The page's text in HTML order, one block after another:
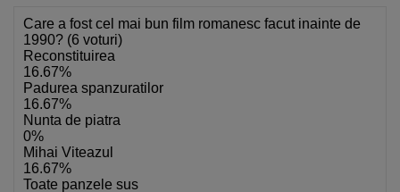
Care a fost cel mai bun film romanesc facut inainte de
1990? (6 voturi)
Reconstituirea
16.67%
Padurea spanzuratilor
16.67%
Nunta de piatra
0%
Mihai Viteazul
16.67%
Toate panzele sus